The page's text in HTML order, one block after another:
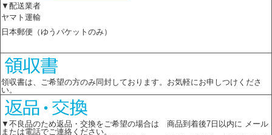
▼配送業者
ヤマト運輸
日本郵便（ゆうパケットのみ）
領収書は、ご希望の方のみ同封しております。お気軽にお申しつけくださ
い。
▼不良品のため返品・交換をご希望の場合は 商品到着後7日以内に メール
または電話でご連絡ください。